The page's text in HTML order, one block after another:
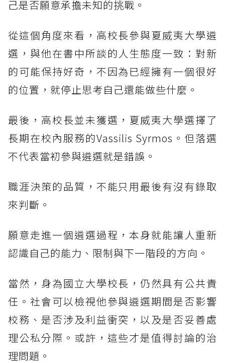
己是否願意承擔未知的挑戰。
從這個角度來看，高校長參與夏威夷大學遴
選，與他在書中所談的人生態度一致：對新
的可能保持好奇，不因為已經擁有一個很好
的位置，就停止思考自己還能做些什麼。
最後，高校長並未獲選，夏威夷大學選擇了
長期在校內服務的Vassilis Syrmos。但落選
不代表當初參與遴選就是錯誤。
職涯決策的品質，不能只用最後有沒有錄取
來判斷。
願意走進一個遴選過程，本身就能讓人重新
認識自己的能力、限制與下一階段的方向。
當然，身為國立大學校長，仍然具有公共責
任。社會可以檢視他參與遴選期間是否影響
校務、是否涉及利益衝突，以及是否妥善處
理公私分際。或許，這些才是值得討論的治
理問題。